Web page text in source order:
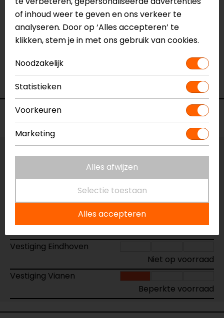
25-08-2021
Voorraad
Vestiging Apeldoorn
Niet op voorraad
Vestiging Capelle a/d IJssel
Vestiging Eindhoven
Niet op voorraad
Vestiging Vianen
Beperkte voorraad
of inhoud weer te geven en ons verkeer te
analyseren. Door op ‘Alles accepteren’ te
klikken, stem je in met ons gebruik van cookies.
Noodzakelijk
Statistieken
Voorkeuren
Marketing
Alles afwijzen
Selectie toestaan
Alles accepteren